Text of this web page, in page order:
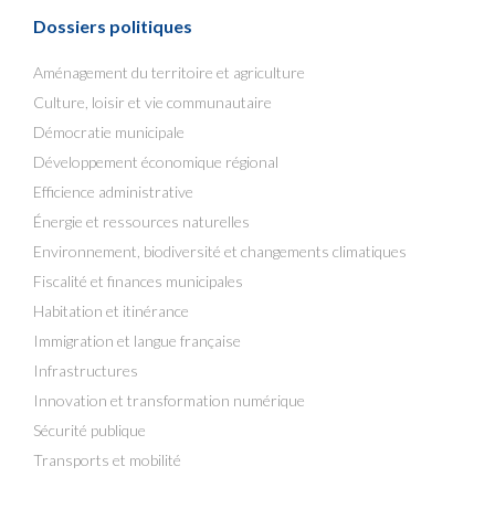
Dossiers politiques
Aménagement du territoire et agriculture
Culture, loisir et vie communautaire
Démocratie municipale
Développement économique régional
Efficience administrative
Énergie et ressources naturelles
Environnement, biodiversité et changements climatiques
Fiscalité et finances municipales
Habitation et itinérance
Immigration et langue française
Infrastructures
Innovation et transformation numérique
Sécurité publique
Transports et mobilité